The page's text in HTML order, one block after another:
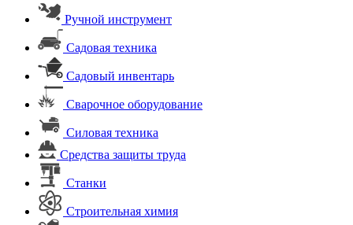
Ручной инструмент
Садовая техника
Садовый инвентарь
Сварочное оборудование
Силовая техника
Средства защиты труда
Станки
Строительная химия